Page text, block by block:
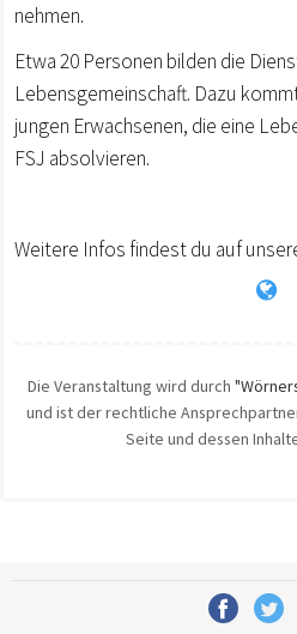
nehmen.
Etwa 20 Personen bilden die
Lebensgemeinschaft. Dazu
jungen Erwachsenen, die eine
FSJ absolvieren.
Weitere Infos findest du auf
Die Veranstaltung wird durch
und ist der rechtliche
Seite und dessen